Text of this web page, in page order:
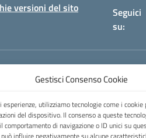
Gestisci Consenso Cookie
utilizziamo tecnologie come i
del dispositivo. Il consenso a queste
comportamento di navigazione o ID unici su
versioni del sito
Seguici
su: